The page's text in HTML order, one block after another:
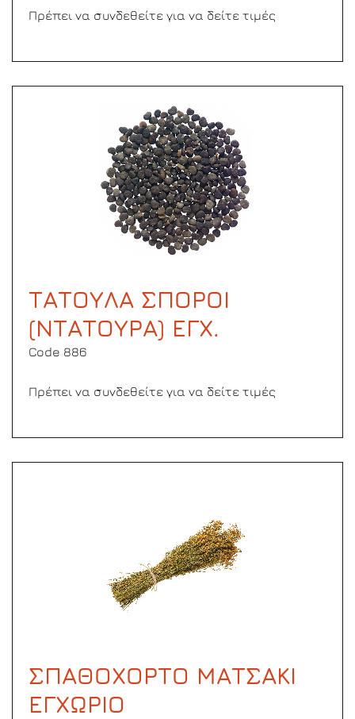
Πρέπει να συνδεθείτε για να δείτε τιμές
ΤΑΤΟΥΛΑ ΣΠΟΡΟΙ
(ΝΤΑΤΟΥΡΑ) ΕΓΧ.
Code 886
Πρέπει να συνδεθείτε για να δείτε τιμές
ΣΠΑΘΟΧΟΡΤΟ ΜΑΤΣΑΚΙ
ΕΓΧΩΡΙΟ